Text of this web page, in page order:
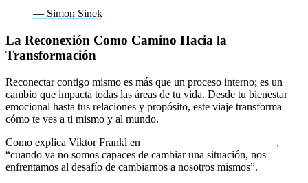
— Simon Sinek
La Reconexión Como Camino Hacia la
Transformación
Reconectar contigo mismo es más que un proceso interno; es un
cambio que impacta todas las áreas de tu vida. Desde tu bienestar
emocional hasta tus relaciones y propósito, este viaje transforma
cómo te ves a ti mismo y al mundo.
Como explica Viktor Frankl en
,
“cuando ya no somos capaces de cambiar una situación, nos
enfrentamos al desafío de cambiarnos a nosotros mismos”.